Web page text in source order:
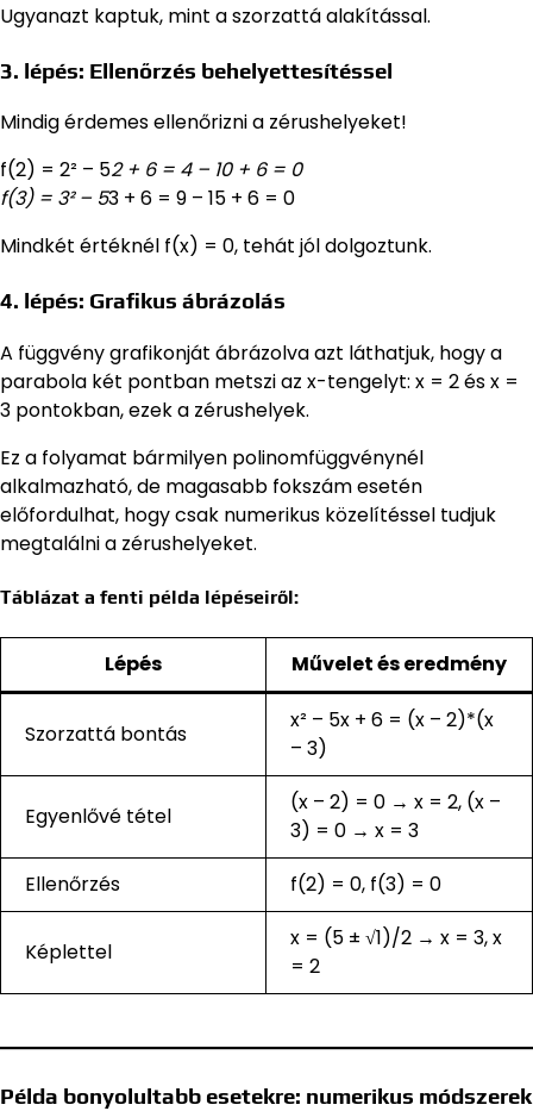
Ugyanazt kaptuk, mint a szorzattá alakítással.
3. lépés: Ellenőrzés behelyettesítéssel
Mindig érdemes ellenőrizni a zérushelyeket!
f(2) = 2² – 52 + 6 = 4 – 10 + 6 = 0
f(3) = 3² – 53 + 6 = 9 – 15 + 6 = 0
Mindkét értéknél f(x) = 0, tehát jól dolgoztunk.
4. lépés: Grafikus ábrázolás
A függvény grafikonját ábrázolva azt láthatjuk, hogy a
parabola két pontban metszi az x-tengelyt: x = 2 és x =
3 pontokban, ezek a zérushelyek.
Ez a folyamat bármilyen polinomfüggvénynél
alkalmazható, de magasabb fokszám esetén
előfordulhat, hogy csak numerikus közelítéssel tudjuk
megtalálni a zérushelyeket.
Táblázat a fenti példa lépéseiről:
Lépés Művelet és eredmény
Szorzattá bontás
x² – 5x + 6 = (x – 2)*(x
– 3)
Egyenlővé tétel
(x – 2) = 0 → x = 2, (x –
3) = 0 → x = 3
Ellenőrzés
f(2) = 0, f(3) = 0
Képlettel
x = (5 ± √1)/2 → x = 3, x
= 2
Példa bonyolultabb esetekre: numerikus módszerek